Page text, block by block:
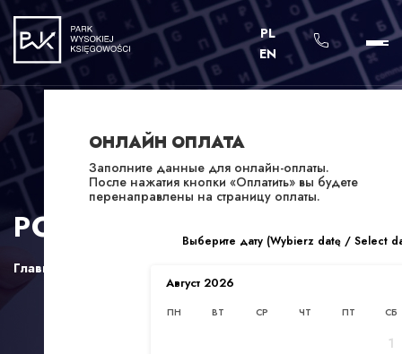
PL
EN
POLITYKA COOKIES
Главная
ОНЛАЙН ОПЛАТА
Заполните данные для онлайн-оплаты.
После нажатия кнопки «Оплатить» вы будете
перенаправлены на страницу оплаты.
Выберите дату (Wybierz datę / Select
Август 2026
ПН ВТ СР ЧТ ПТ СБ
1